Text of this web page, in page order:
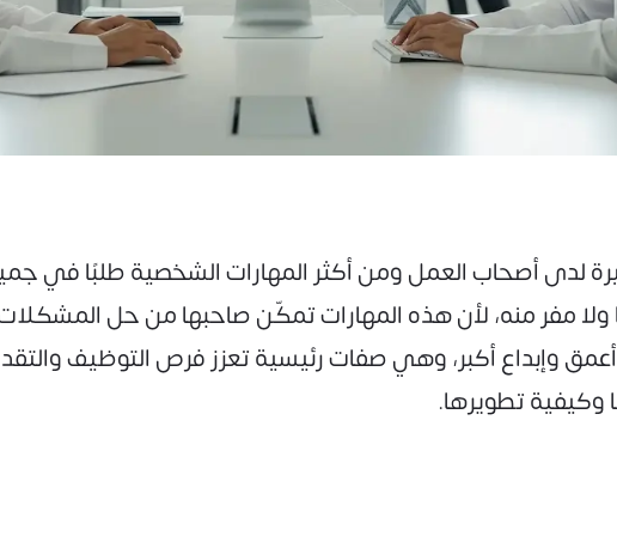
لدى أصحاب العمل ومن أكثر المهارات الشخصية طلبًا في جميع
مفر منه، لأن هذه المهارات تمكّن صاحبها من حل المشكلات
وإبداع أكبر، وهي صفات رئيسية تعزز فرص التوظيف
وكيفية تطويرها.